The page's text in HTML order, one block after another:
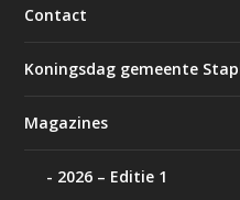
Contact
Koningsdag gemeente
Magazines
2026 – Editie 1